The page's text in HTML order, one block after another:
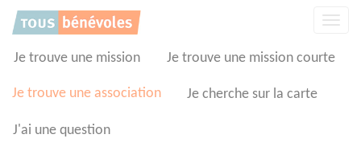
Je trouve une mission Je trouve une mission courte
Je trouve une association Je cherche sur la carte
J'ai une question
Panneau de gestion des cookies